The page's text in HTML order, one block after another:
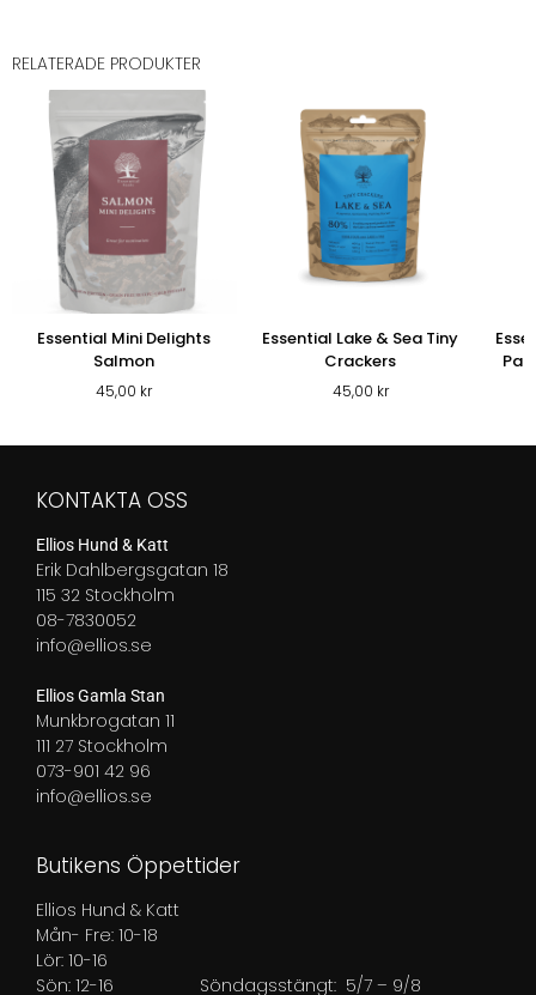
RELATERADE PRODUKTER
Essential Mini Delights
Salmon
45,00 kr
Essential Lake & Sea Tiny
Crackers
45,00 kr
KONTAKTA OSS
Ellios Hund & Katt
Erik Dahlbergsgatan 18
115 32 Stockholm
08-7830052
info@ellios.se
Ellios Gamla Stan
Munkbrogatan 11
111 27 Stockholm
073-901 42 96
info@ellios.se
Butikens Öppettider
Ellios Hund & Katt
Mån- Fre: 10-18
Lör: 10-16
Sön: 12-16 Söndagsstängt: 5/7 – 9/8